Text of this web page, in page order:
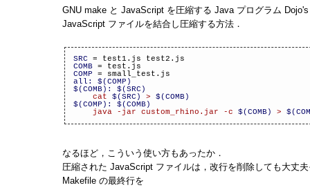
GNU make と JavaScript を圧縮する Java プログラム
JavaScript ファイルを結合し圧縮する方法．
SRC = test1.js test2.js
COMB = test.js
COMP = small_test.js
all:
$(COMP)
$(COMB):
$(SRC)
cat $(SRC) > $(COMB)
$(COMP):
$(COMB)
java -jar custom_rhino.jar -c $(COMB) >
なるほど，こういう使い方もあったか．
圧縮された JavaScript ファイルは，改行を削除しても大丈
Makefile の最終行を